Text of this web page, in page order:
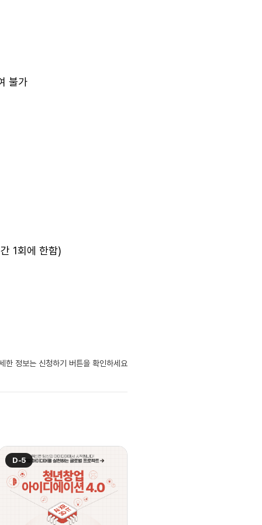
불가
1회에 한함)
정보는 신청하기 버튼을 확인하세요
D-5